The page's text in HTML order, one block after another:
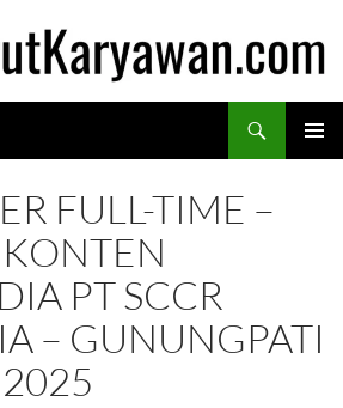
FULL-TIME –
PT SCCR
– GUNUNGPATI